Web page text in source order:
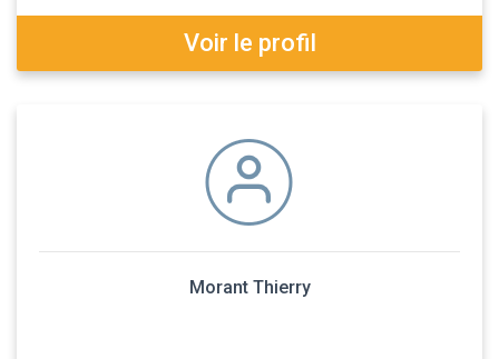
Voir le profil
Morant Thierry